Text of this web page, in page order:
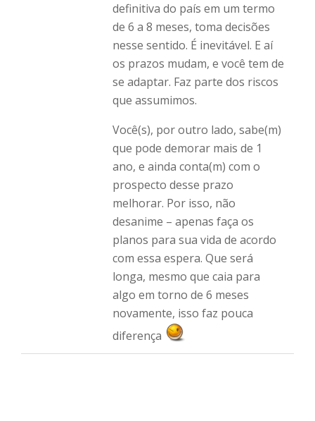
definitiva do país em um termo
de 6 a 8 meses, toma decisões
nesse sentido. É inevitável. E aí
os prazos mudam, e você tem de
se adaptar. Faz parte dos riscos
que assumimos.
Você(s), por outro lado, sabe(m)
que pode demorar mais de 1
ano, e ainda conta(m) com o
prospecto desse prazo
melhorar. Por isso, não
desanime – apenas faça os
planos para sua vida de acordo
com essa espera. Que será
longa, mesmo que caia para
algo em torno de 6 meses
novamente, isso faz pouca
diferença